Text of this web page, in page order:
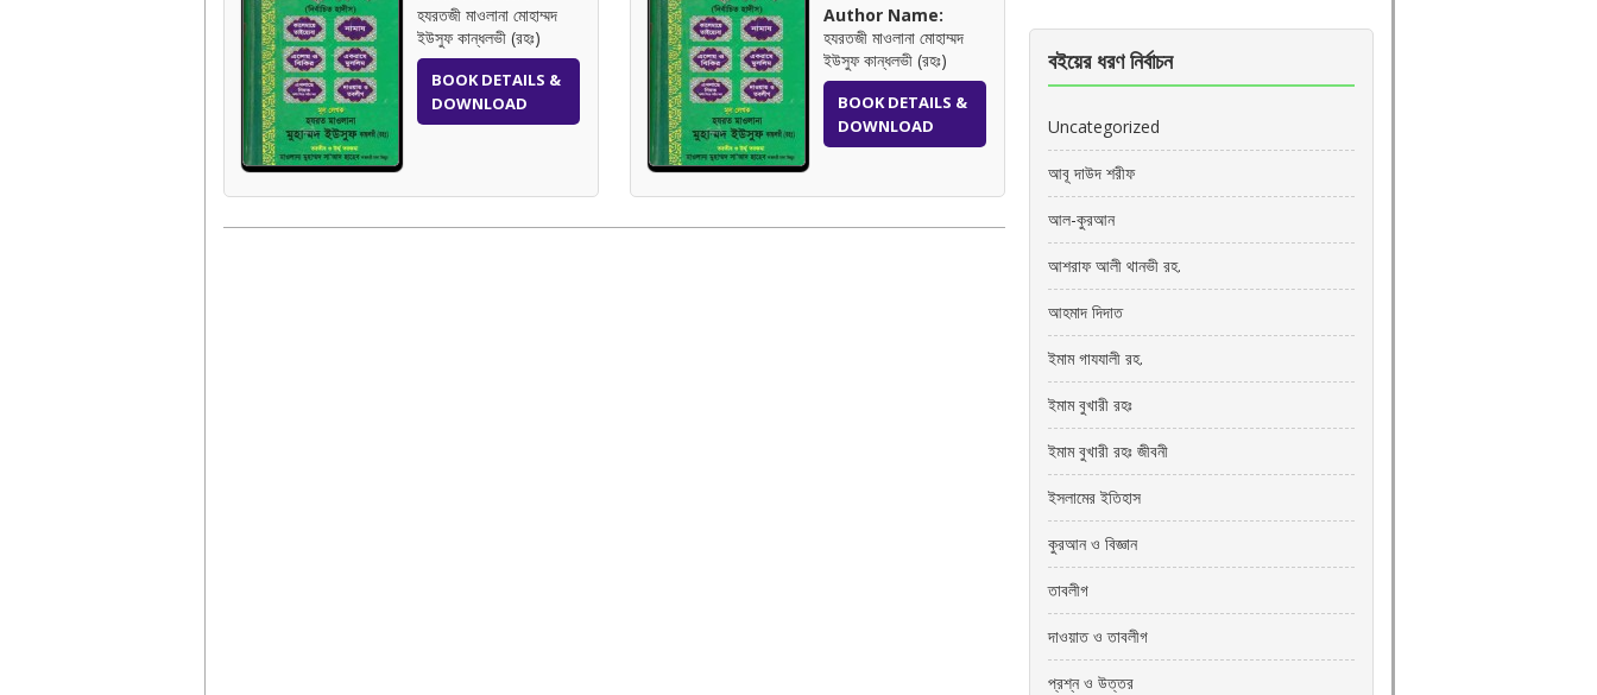
হযরতজী মাওলানা মোহাম্মদ
ইউসুফ কান্ধলভী (রহঃ)
BOOK DETAILS &
DOWNLOAD
Author Name:
হযরতজী মাওলানা মোহাম্মদ
ইউসুফ কান্ধলভী (রহঃ)
BOOK DETAILS &
DOWNLOAD
বইয়ের ধরণ নির্বাচন
Uncategorized
আবূ দাউদ শরীফ
আল-কুরআন
আশরাফ আলী থানভী রহ.
আহমাদ দিদাত
ইমাম গাযযালী রহ.
ইমাম বুখারী রহঃ
ইমাম বুখারী রহঃ জীবনী
ইসলামের ইতিহাস
কুরআন ও বিজ্ঞান
তাবলীগ
দাওয়াত ও তাবলীগ
প্রশ্ন ও উত্তর